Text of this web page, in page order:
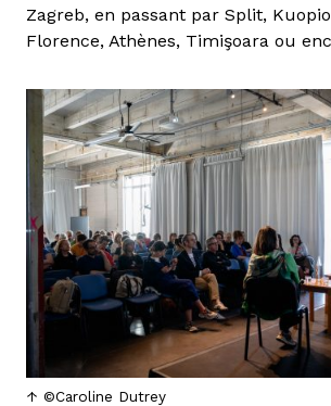
Zagreb, en passant par Split,
Florence, Athènes, Timişoara ou
©Caroline Dutrey